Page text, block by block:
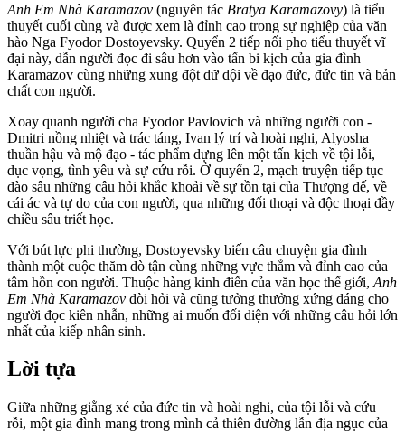
Anh Em Nhà Karamazov (nguyên tác Bratya Karamazovy) là tiểu
thuyết cuối cùng và được xem là đỉnh cao trong sự nghiệp của văn
hào Nga Fyodor Dostoyevsky. Quyển 2 tiếp nối pho tiểu thuyết vĩ
đại này, dẫn người đọc đi sâu hơn vào tấn bi kịch của gia đình
Karamazov cùng những xung đột dữ dội về đạo đức, đức tin và bản
chất con người.
Xoay quanh người cha Fyodor Pavlovich và những người con -
Dmitri nồng nhiệt và trác táng, Ivan lý trí và hoài nghi, Alyosha
thuần hậu và mộ đạo - tác phẩm dựng lên một tấn kịch về tội lỗi,
dục vọng, tình yêu và sự cứu rỗi. Ở quyển 2, mạch truyện tiếp tục
đào sâu những câu hỏi khắc khoải về sự tồn tại của Thượng đế, về
cái ác và tự do của con người, qua những đối thoại và độc thoại đầy
chiều sâu triết học.
Với bút lực phi thường, Dostoyevsky biến câu chuyện gia đình
thành một cuộc thăm dò tận cùng những vực thẳm và đỉnh cao của
tâm hồn con người. Thuộc hàng kinh điển của văn học thế giới, Anh
Em Nhà Karamazov đòi hỏi và cũng tưởng thưởng xứng đáng cho
người đọc kiên nhẫn, những ai muốn đối diện với những câu hỏi lớn
nhất của kiếp nhân sinh.
Lời tựa
Giữa những giằng xé của đức tin và hoài nghi, của tội lỗi và cứu
rỗi, một gia đình mang trong mình cả thiên đường lẫn địa ngục của